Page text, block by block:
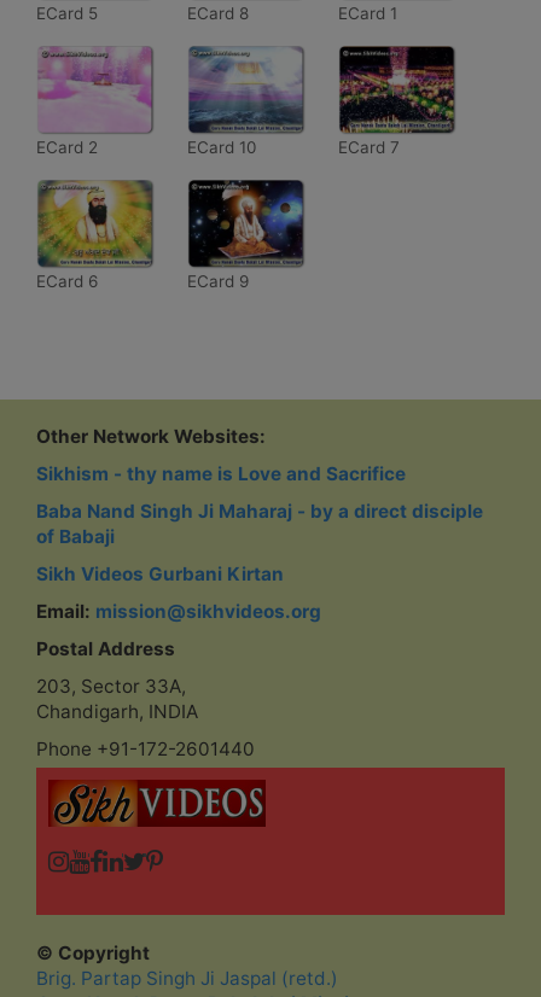
ECard 5 ECard 8 ECard 1
ECard 2 ECard 10 ECard 7
ECard 6 ECard 9
Other Network Websites:
Sikhism - thy name is Love and Sacrifice
Baba Nand Singh Ji Maharaj - by a direct disciple
of Babaji
Sikh Videos Gurbani Kirtan
Email: mission@sikhvideos.org
Postal Address
203, Sector 33A,
Chandigarh, INDIA
Phone +91-172-2601440
© Copyright
Brig. Partap Singh Ji Jaspal (retd.)